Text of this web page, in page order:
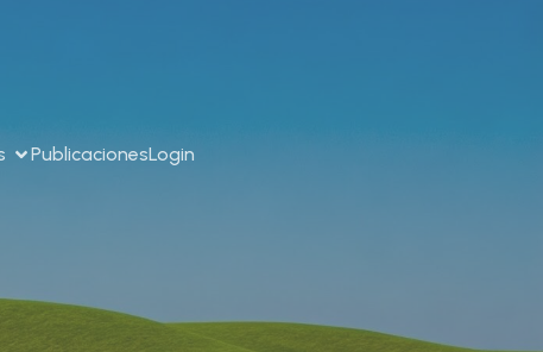
PublicacionesLogin